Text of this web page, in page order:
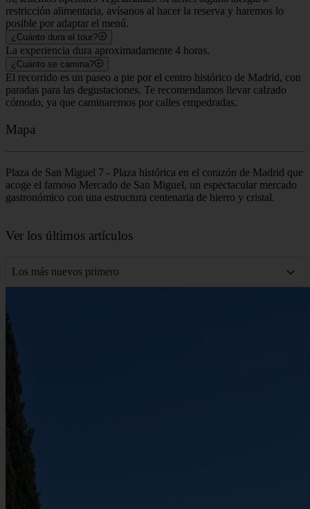
restricción alimentaria, avísanos al hacer la reserva y haremos lo
posible por adaptar el menú.
¿Cuánto dura el tour?
La experiencia dura aproximadamente 4 horas.
¿Cuánto se camina?
El recorrido es un paseo a pie por el centro histórico de Madrid, con
paradas para las degustaciones. Te recomendamos llevar calzado
cómodo, ya que caminaremos por calles empedradas.
Mapa
Plaza de San Miguel 7 - Plaza histórica en el corazón de Madrid que
acoge el famoso Mercado de San Miguel, un espectacular mercado
gastronómico con una estructura centenaria de hierro y cristal.
+
Ver los últimos artículos
Los más nuevos primero